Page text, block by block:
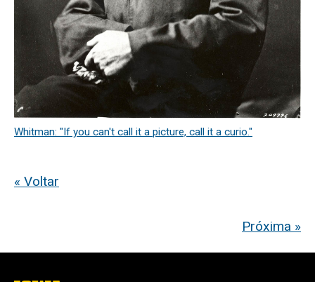
Whitman: "If you can't call it a picture, call it a curio."
« Voltar
Próxima »